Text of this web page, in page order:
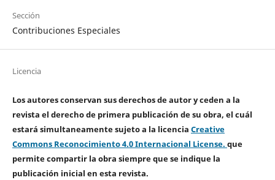
Sección
Contribuciones Especiales
Licencia
Los autores conservan sus derechos de autor y ceden a la
revista el derecho de primera publicación de su obra, el cuál
estará simultaneamente sujeto a la licencia Creative
Commons Reconocimiento 4.0 Internacional License. que
permite compartir la obra siempre que se indique la
publicación inicial en esta revista.